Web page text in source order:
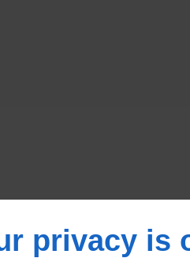
privacy is